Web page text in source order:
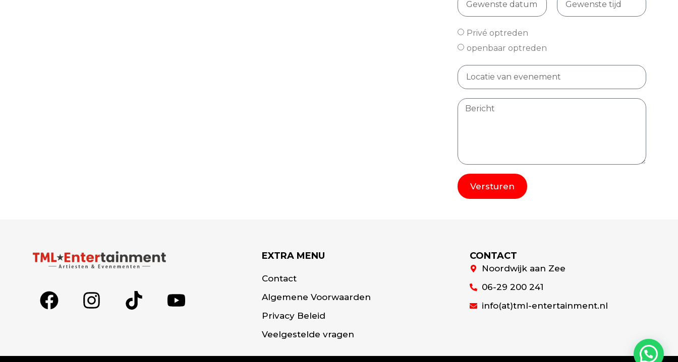
Privé optreden
openbaar optreden
Versturen
EXTRA MENU
Contact
Algemene Voorwaarden
Privacy Beleid
Veelgestelde vragen
CONTACT
Noordwijk aan Zee
06-29 200 241
info(at)tml-entertainment.nl